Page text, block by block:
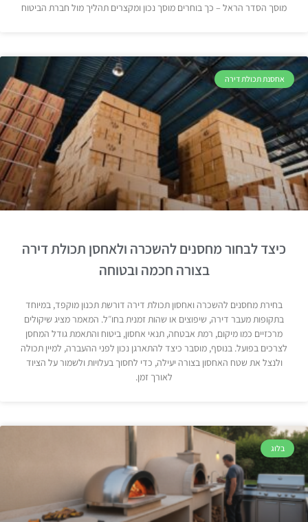
מוסך הסדר הראל – כך בוחרים מוסך נכון ומקצרים תהליך מול חברת הביטוח
אחסנת תכולת דירה
כיצד לבחור מחסנים להשכרה ולאחסן תכולת דירה
בצורה חכמה ובטוחה
בחירת מחסנים להשכרה ואחסון תכולת דירה דורשת תכנון מוקפד, במיוחד
בתקופות מעבר דירה, שיפוצים או שהות זמנית בחו״ל. המאמר מציג שיקולים
מרכזיים כמו מיקום, רמת אבטחה, תנאי אחסון, ביטוח והתאמת גודל המחסן
לצרכים בפועל. בנוסף, מוסבר כיצד להתארגן נכון לפני ההעברה, למיין תכולה
ולנצל את שטח האחסון בצורה יעילה, כדי לחסוך בעלויות ולשמור על הציוד
לאורך זמן.
בלוג